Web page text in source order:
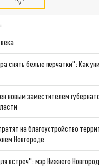
снять белые перчатки": Как
новым заместителем
на благоустройство
Новгороде
встреч": мэр Нижнего